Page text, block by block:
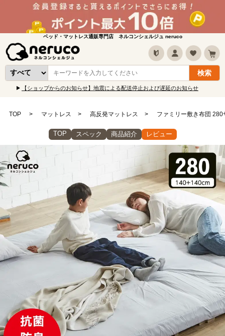
ベッド・マットレス通販専門店 ネルコンシェルジュ neruco
【ショップからのお知らせ】地震による配送停止および遅延のお知らせ
TOP マットレス 高反発マットレス ファミリー敷き布団
TOP スペック 商品紹介 レビュー